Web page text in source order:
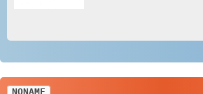
NONAME